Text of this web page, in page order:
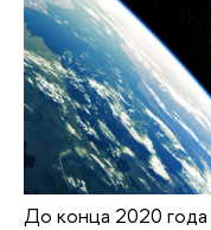
До конца 2020 года